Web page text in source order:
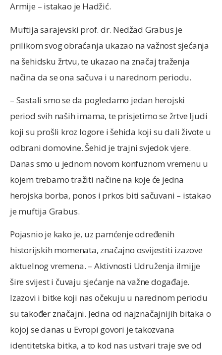
Armije – istakao je Hadžić.
Muftija sarajevski prof. dr. Nedžad Grabus je
prilikom svog obraćanja ukazao na važnost sjećanja
na šehidsku žrtvu, te ukazao na značaj traženja
načina da se ona sačuva i u narednom periodu.
– Sastali smo se da pogledamo jedan herojski
period svih naših imama, te prisjetimo se žrtve ljudi
koji su prošli kroz logore i šehida koji su dali živote u
odbrani domovine. Šehid je trajni svjedok vjere.
Danas smo u jednom novom konfuznom vremenu u
kojem trebamo tražiti načine na koje će jedna
herojska borba, ponos i prkos biti sačuvani – istakao
je muftija Grabus.
Pojasnio je kako je, uz pamćenje određenih
historijskih momenata, značajno osvijestiti izazove
aktuelnog vremena. – Aktivnosti Udruženja ilmijje
šire svijest i čuvaju sjećanje na važne događaje.
Izazovi i bitke koji nas očekuju u narednom periodu
su također značajni. Jedna od najznačajnijih bitaka o
kojoj se danas u Evropi govori je takozvana
identitetska bitka, a to kod nas ustvari traje sve od